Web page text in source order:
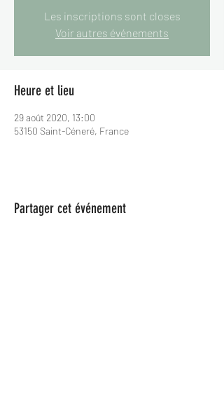
Les inscriptions sont closes
Voir autres événements
Heure et lieu
29 août 2020, 13:00
53150 Saint-Céneré, France
Partager cet événement